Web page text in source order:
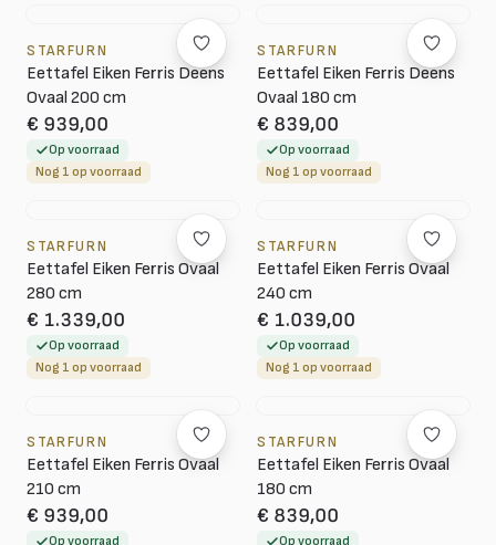
STARFURN
Eettafel Eiken Ferris Deens
Ovaal 200 cm
€ 939,00
Op voorraad
Nog 1 op voorraad
STARFURN
Eettafel Eiken Ferris Deens
Ovaal 180 cm
€ 839,00
Op voorraad
Nog 1 op voorraad
STARFURN
Eettafel Eiken Ferris Ovaal
280 cm
€ 1.339,00
Op voorraad
Nog 1 op voorraad
STARFURN
Eettafel Eiken Ferris Ovaal
240 cm
€ 1.039,00
Op voorraad
Nog 1 op voorraad
STARFURN
Eettafel Eiken Ferris Ovaal
210 cm
€ 939,00
Op voorraad
STARFURN
Eettafel Eiken Ferris Ovaal
180 cm
€ 839,00
Op voorraad